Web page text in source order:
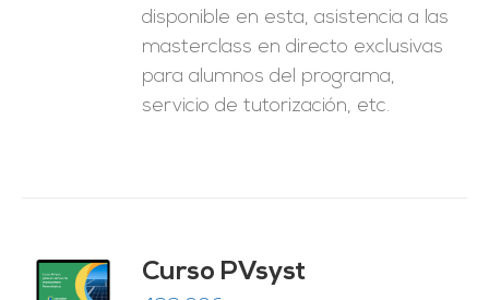
disponible en esta, asistencia a las
masterclass en directo exclusivas
para alumnos del programa,
servicio de tutorización, etc.
Curso PVsyst